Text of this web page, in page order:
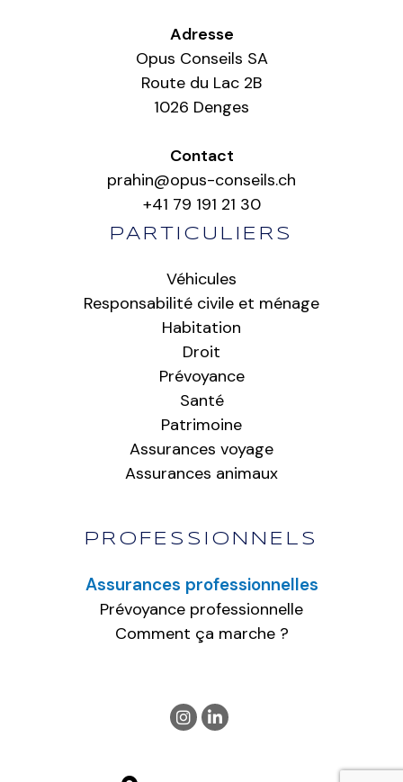
Adresse
Opus Conseils SA
Route du Lac 2B
1026 Denges
Contact
prahin@opus-conseils.ch
+41 79 191 21 30
PARTICULIERS
Véhicules
Responsabilité civile et ménage
Habitation
Droit
Prévoyance
Santé
Patrimoine
Assurances voyage
Assurances animaux
PROFESSIONNELS
Assurances professionnelles
Prévoyance professionnelle
Comment ça marche ?